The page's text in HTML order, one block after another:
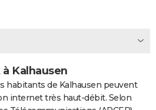
Kalhausen
habitants de Kalhausen peuvent
internet très haut-débit. Selon